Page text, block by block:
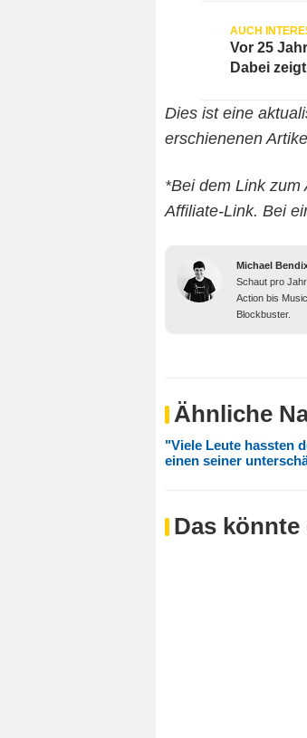
Vor 25
Dabei
Dies ist eine
erschienenen
*Bei dem Link zum
Affiliate-Link. Bei
Michael
Schaut pro
Action bis
Blockbuster.
Ähnliche
"Viele Leute hassten
einen seiner
Das